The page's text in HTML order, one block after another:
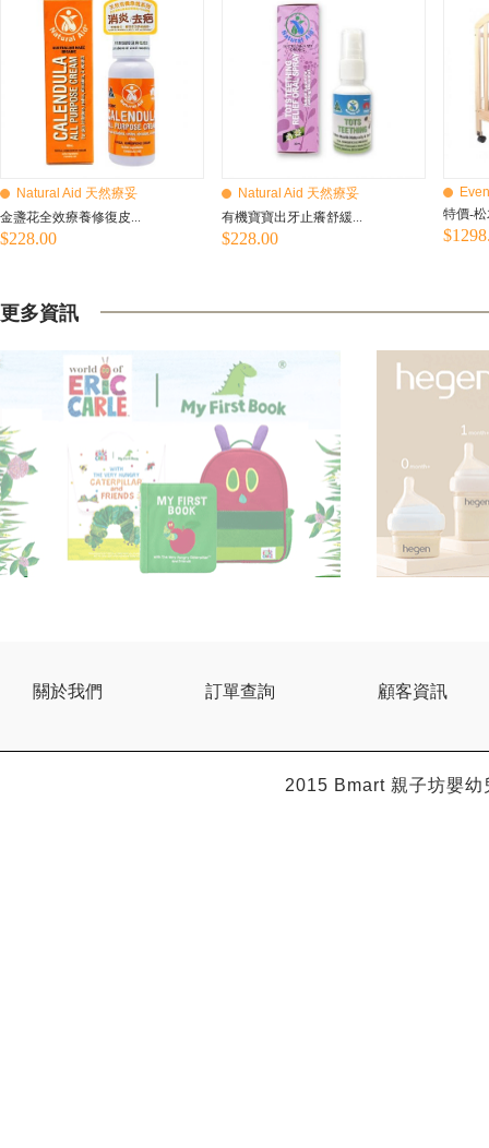
Natural Aid 天然療妥
金盞花全效療養修復皮...
$228.00
Natural Aid 天然療妥
有機寶寶出牙止癢舒緩...
$228.00
特價-
更多資訊
關於我們 訂單查詢 顧客資訊
2015 Bmart親子坊嬰幼